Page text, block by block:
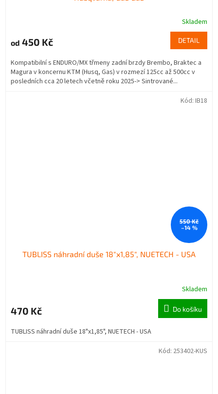
Skladem
od 450 Kč DETAIL
Kompatibilní s ENDURO/MX třmeny zadní brzdy Brembo, Braktec a
Magura v koncernu KTM (Husq, Gas) v rozmezí 125cc až 500cc v
posledních cca 20 letech včetně roku 2025-> Sintrované...
550 Kč
–14 %
TUBLISS náhradní duše 18"x1,85", NUETECH - USA
Skladem
470 Kč Do košíku
TUBLISS náhradní duše 18"x1,85", NUETECH - USA
Kód: IB18
Kód: 253402-KUS